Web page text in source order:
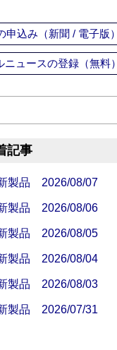
申込み（新聞 / 電子版）
ニュースの登録（無料）
記事
製品 2026/08/07
製品 2026/08/06
製品 2026/08/05
製品 2026/08/04
製品 2026/08/03
製品 2026/07/31